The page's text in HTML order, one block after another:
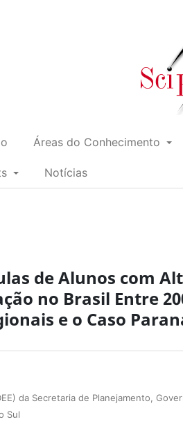
Áreas do Conhecimento
Notícias
de Alunos com
no Brasil Entre
e o Caso
da Secretaria de Planejamento,
Sul